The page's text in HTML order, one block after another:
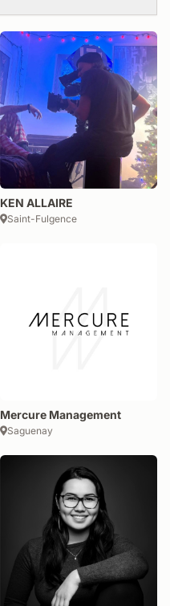
KEN ALLAIRE
Saint-Fulgence
Mercure Management
Saguenay